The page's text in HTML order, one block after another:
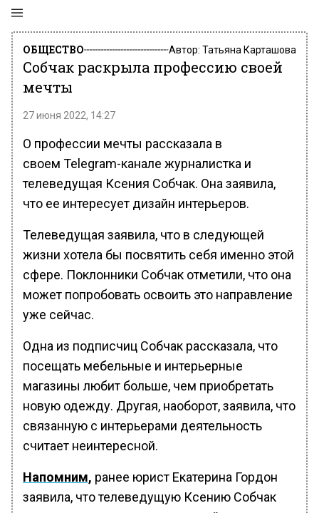
ОБЩЕСТВО Автор: Татьяна Карташова
Собчак раскрыла профессию своей
мечты
27 июня 2022, 14:27
О профессии мечты рассказала в
своем Telegram-канале журналистка и
телеведущая Ксения Собчак. Она заявила,
что ее интересует дизайн интерьеров.
Телеведущая заявила, что в следующей
жизни хотела бы посвятить себя именно этой
сфере. Поклонники Собчак отметили, что она
может попробовать освоить это направление
уже сейчас.
Одна из подписчиц Собчак рассказала, что
посещать мебельные и интерьерные
магазины любит больше, чем приобретать
новую одежду. Другая, наоборот, заявила, что
связанную с интерьерами деятельность
считает неинтересной.
Напомним, ранее юрист Екатерина Гордон
заявила, что телеведущую Ксению Собчак